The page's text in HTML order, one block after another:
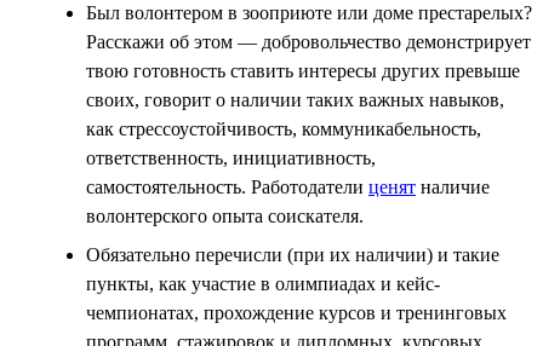
Был волонтером в зооприюте или доме престарелых?
Расскажи об этом — добровольчество демонстрирует
твою готовность ставить интересы других превыше
своих, говорит о наличии таких важных навыков,
как стрессоустойчивость, коммуникабельность,
ответственность, инициативность,
самостоятельность. Работодатели ценят наличие
волонтерского опыта соискателя.
Обязательно перечисли (при их наличии) и такие
пункты, как участие в олимпиадах и кейс-
чемпионатах, прохождение курсов и тренинговых
программ, стажировок и дипломных, курсовых